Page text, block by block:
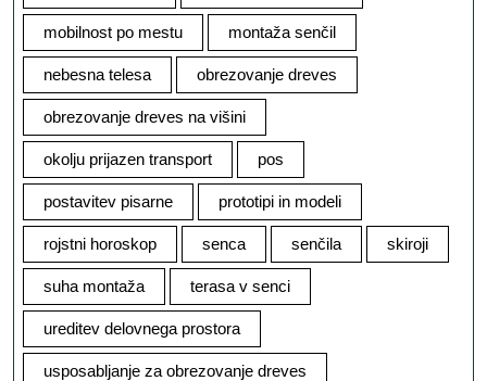
mobilnost po mestu montaža senčil
nebesna telesa obrezovanje dreves
obrezovanje dreves na višini
okolju prijazen transport pos
postavitev pisarne prototipi in modeli
rojstni horoskop senca senčila skiroji
suha montaža terasa v senci
ureditev delovnega prostora
usposabljanje za obrezovanje dreves